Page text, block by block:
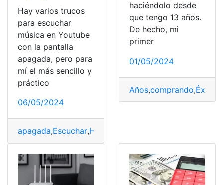
Hay varios trucos
para escuchar
música en Youtube
con la pantalla
apagada, pero para
mí el más sencillo y
práctico
06/05/2024
apagada,Escuchar,Hacerlo
haciéndolo desde
que tengo 13 años.
De hecho, mi
primer
01/05/2024
Años,comprando,Éxito